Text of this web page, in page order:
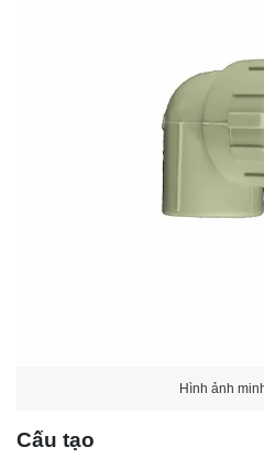
Hình ảnh
Cấu tạo